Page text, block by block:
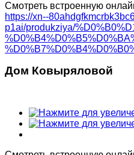
Смотреть встроенную
https://xn--
p1ai/produkziya/
Дом Ковыряловой